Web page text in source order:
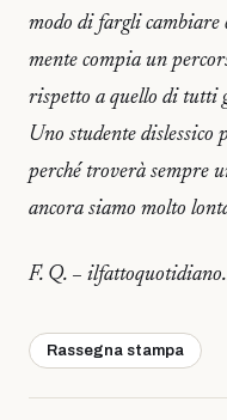
modo di fargli cambiare
mente compia un
rispetto a quello di tutti
Uno studente dislessico
perché troverà sempre
ancora siamo molto
F. Q. –
Rassegna stampa